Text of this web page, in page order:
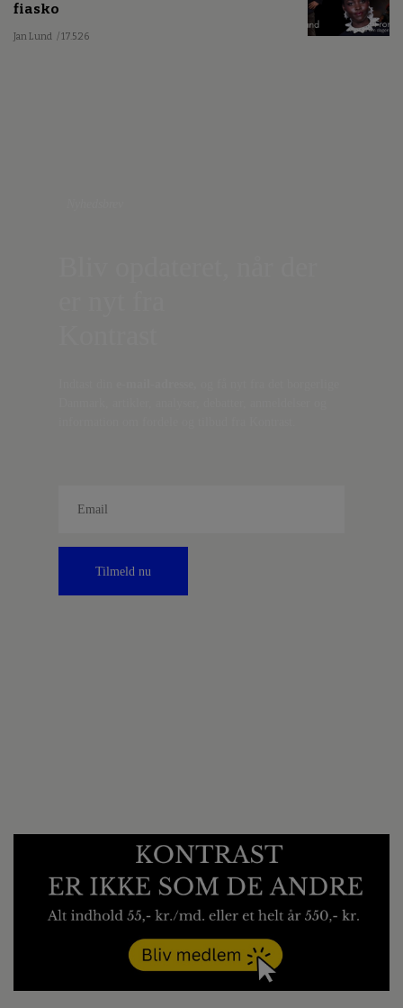
fiasko
Jan Lund / 17.5.26
Tilmeld nu